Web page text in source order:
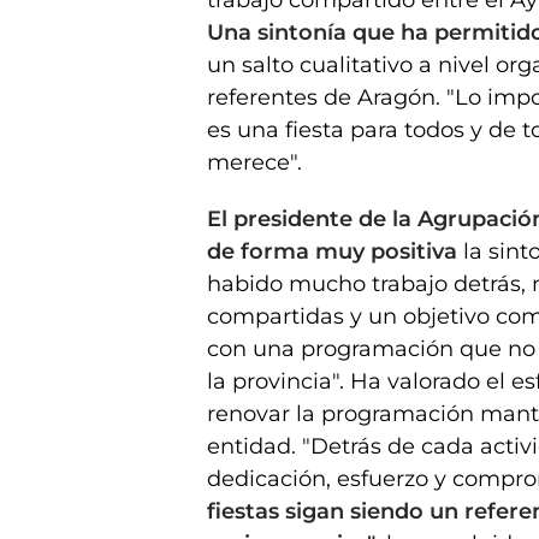
Una sintonía que ha
un salto cualitativo a nivel
referentes de Aragón. "Lo
es una fiesta para todos y de
merece".
El presidente de la
de forma muy positiva la
habido mucho trabajo detrás,
compartidas y un objetivo
con una programación que
la provincia". Ha valorado el
renovar la programación
entidad. "Detrás de cada
dedicación, esfuerzo y
fiestas sigan siendo un